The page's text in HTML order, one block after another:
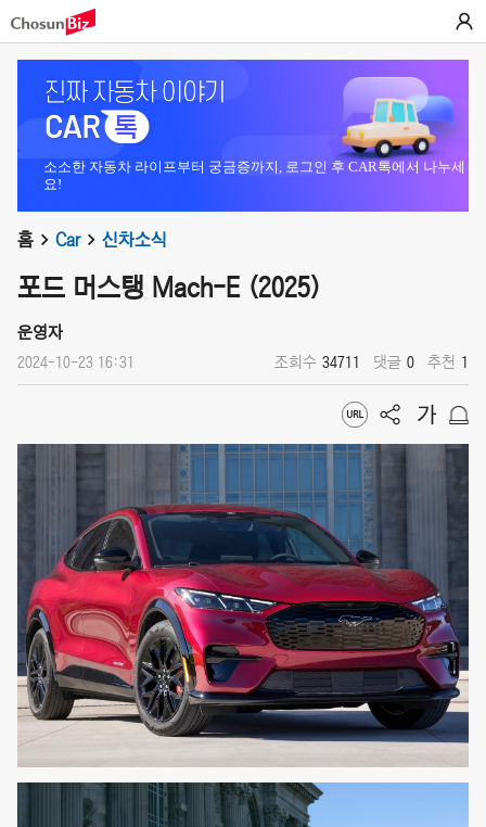
소소한 자동차 라이프부터 궁금증까지, 로그인 후 CAR톡에서 나누세
요!
홈 Car 신차소식
포드 머스탱 Mach-E (2025)
운영자
2024-10-23 16:31 조회수 34711 댓글 0 추천 1